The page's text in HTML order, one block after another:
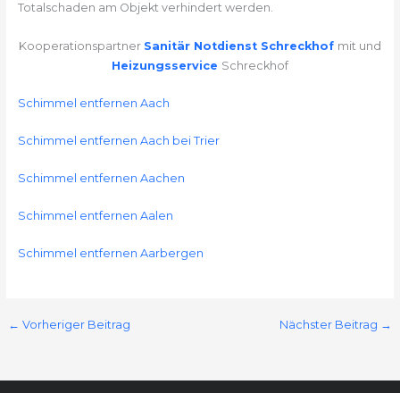
Totalschaden am Objekt verhindert werden.
Kooperationspartner Sanitär Notdienst Schreckhof mit und
Heizungsservice Schreckhof
Schimmel entfernen Aach
Schimmel entfernen Aach bei Trier
Schimmel entfernen Aachen
Schimmel entfernen Aalen
Schimmel entfernen Aarbergen
← Vorheriger Beitrag Nächster Beitrag →